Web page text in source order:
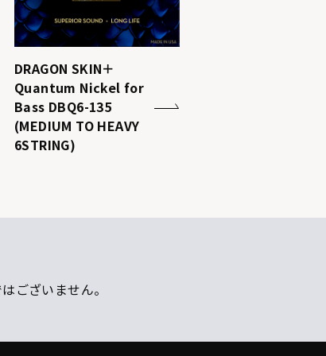
DRAGON SKIN＋
Quantum Nickel for
Bass DBQ6-135
(MEDIUM TO HEAVY
6STRING)
ございません。